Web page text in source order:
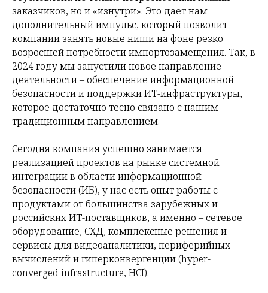
заказчиков, но и «изнутри». Это дает нам
дополнительный импульс, который позволит
компании занять новые ниши на фоне резко
возросшей потребности импортозамещения. Так, в
2024 году мы запустили новое направление
деятельности – обеспечение информационной
безопасности и поддержки ИТ-инфраструктуры,
которое достаточно тесно связано с нашим
традиционным направлением.
Сегодня компания успешно занимается
реализацией проектов на рынке системной
интеграции в области информационной
безопасности (ИБ), у нас есть опыт работы с
продуктами от большинства зарубежных и
российских ИТ-поставщиков, а именно – сетевое
оборудование, СХД, комплексные решения и
сервисы для видеоаналитики, периферийных
вычислений и гиперконвергенции (hyper-
converged infrastructure, HCI).